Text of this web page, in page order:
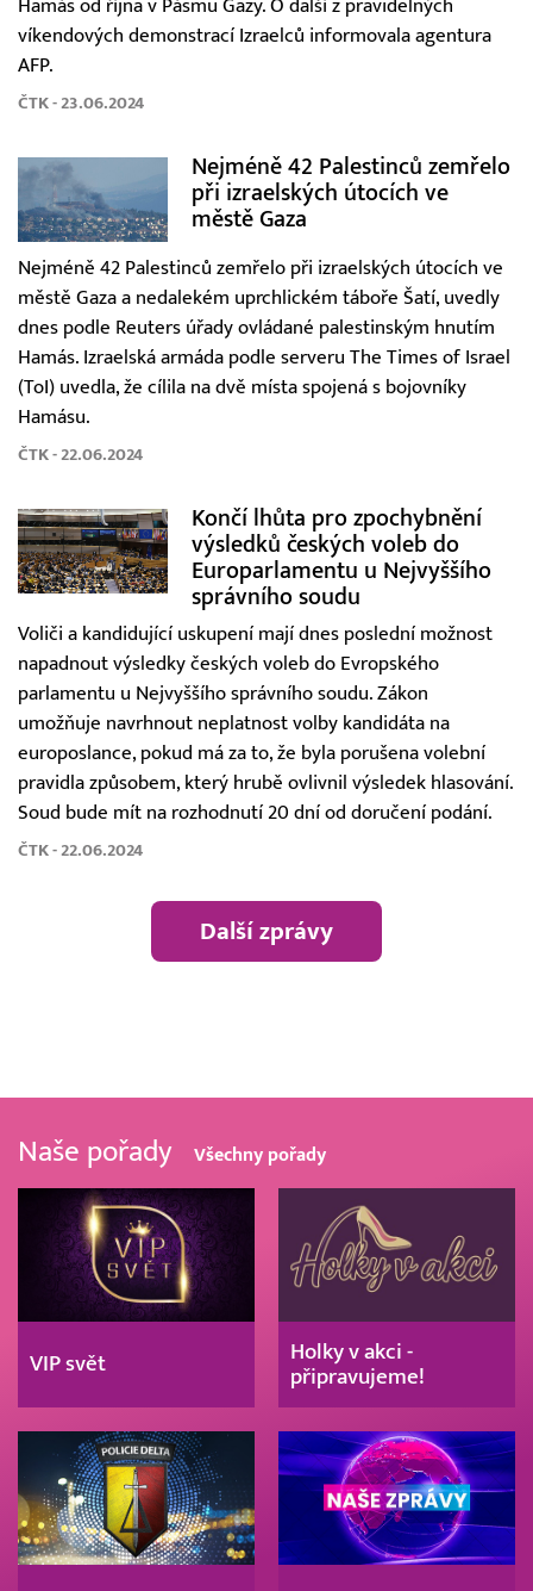
Hamás od října v Pásmu Gazy. O další z pravidelných
víkendových demonstrací Izraelců informovala agentura
AFP.
ČTK - 23.06.2024
Nejméně 42 Palestinců zemřelo
při izraelských útocích ve
městě Gaza
Nejméně 42 Palestinců zemřelo při izraelských útocích ve
městě Gaza a nedalekém uprchlickém táboře Šatí, uvedly
dnes podle Reuters úřady ovládané palestinským hnutím
Hamás. Izraelská armáda podle serveru The Times of Israel
(ToI) uvedla, že cílila na dvě místa spojená s bojovníky
Hamásu.
ČTK - 22.06.2024
Končí lhůta pro zpochybnění
výsledků českých voleb do
Europarlamentu u Nejvyššího
správního soudu
Voliči a kandidující uskupení mají dnes poslední možnost
napadnout výsledky českých voleb do Evropského
parlamentu u Nejvyššího správního soudu. Zákon
umožňuje navrhnout neplatnost volby kandidáta na
europoslance, pokud má za to, že byla porušena volební
pravidla způsobem, který hrubě ovlivnil výsledek hlasování.
Soud bude mít na rozhodnutí 20 dní od doručení podání.
ČTK - 22.06.2024
Další zprávy
Naše pořady Všechny pořady
VIP svět
Holky v akci -
připravujeme!